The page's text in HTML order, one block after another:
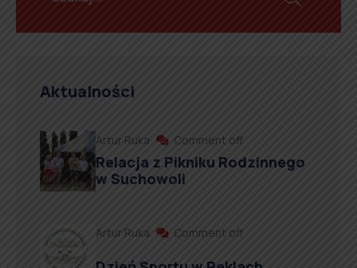
Aktualności
Artur Ruka Comment off
Relacja z Pikniku Rodzinnego
w Suchowoli
Artur Ruka Comment off